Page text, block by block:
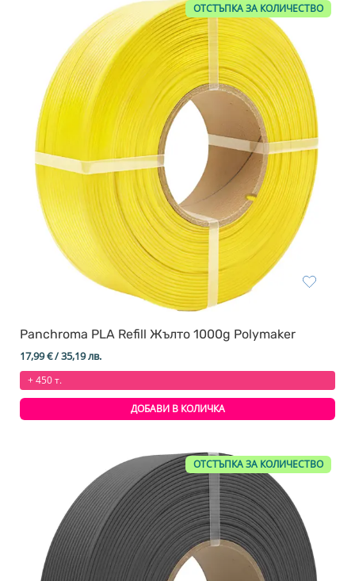
ОТСТЪПКА ЗА КОЛИЧЕСТВО
Panchroma PLA Refill Жълто 1000g Polymaker
17,99€/ 35,19 лв.
+ 450 т.
ДОБАВИ В КОЛИЧКА
ОТСТЪПКА ЗА КОЛИЧЕСТВО